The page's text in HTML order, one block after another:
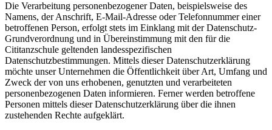
Die Verarbeitung personenbezogener Daten, beispielsweise des
Namens, der Anschrift, E-Mail-Adresse oder Telefonnummer einer
betroffenen Person, erfolgt stets im Einklang mit der Datenschutz-
Grundverordnung und in Übereinstimmung mit den für die
Cititanzschule geltenden landesspezifischen
Datenschutzbestimmungen. Mittels dieser Datenschutzerklärung
möchte unser Unternehmen die Öffentlichkeit über Art, Umfang und
Zweck der von uns erhobenen, genutzten und verarbeiteten
personenbezogenen Daten informieren. Ferner werden betroffene
Personen mittels dieser Datenschutzerklärung über die ihnen
zustehenden Rechte aufgeklärt.